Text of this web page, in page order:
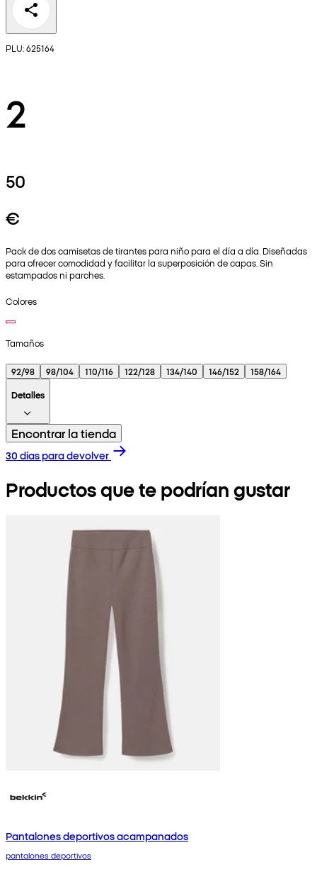
PLU: 625164
2
50
€
Pack de dos camisetas de tirantes para niño para el día a día. Diseñadas
para ofrecer comodidad y facilitar la superposición de capas. Sin
estampados ni parches.
Colores
Tamaños
92/98 98/104 110/116 122/128 134/140 146/152
158/164
Detalles
Encontrar la tienda
30 días para devolver
Productos que te podrían gustar
Pantalones deportivos acampanados
pantalones deportivos